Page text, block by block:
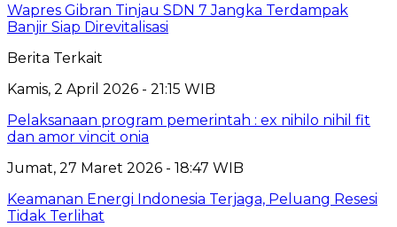
Wapres Gibran Tinjau SDN 7 Jangka Terdampak
Banjir Siap Direvitalisasi
Berita Terkait
Kamis, 2 April 2026 - 21:15 WIB
Pelaksanaan program pemerintah : ex nihilo nihil fit
dan amor vincit onia
Jumat, 27 Maret 2026 - 18:47 WIB
Keamanan Energi Indonesia Terjaga, Peluang Resesi
Tidak Terlihat